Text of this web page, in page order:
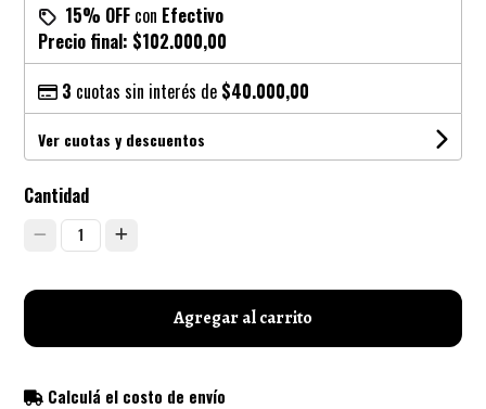
15% OFF con Efectivo
Precio final: $102.000,00
3 cuotas sin interés de $40.000,00
Ver cuotas y descuentos
Cantidad
1
Agregar al carrito
Calculá el costo de envío